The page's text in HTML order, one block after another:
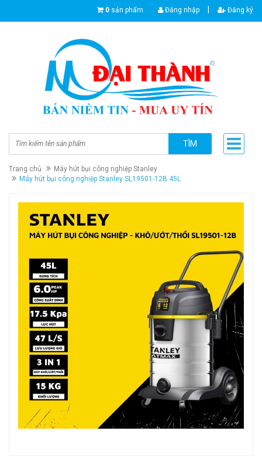
0 sản phẩm Đăng nhập Đăng ký
TÌM
Trang chủ
Máy hút bụi công nghiệp Stanley
Máy hút bụi công nghiệp Stanley SL19501-12B 45L